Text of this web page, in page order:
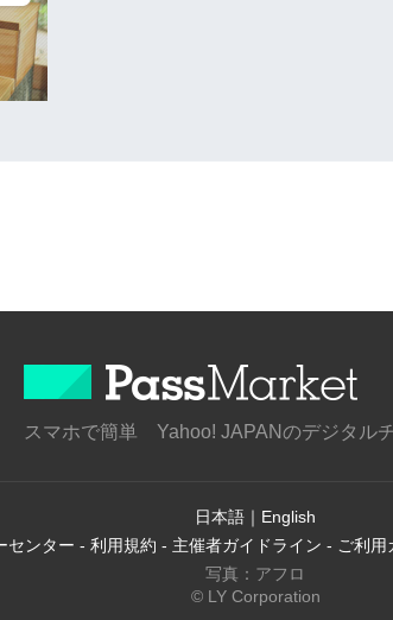
スマホで簡単 Yahoo! JAPANのデジタル
日本語 ｜ English
センター - 利用規約 - 主催者ガイドライン - ご利用
写真：アフロ
© LY Corporation